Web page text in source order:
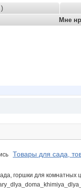
Мне
Товары для сада,
горшки для комнатных